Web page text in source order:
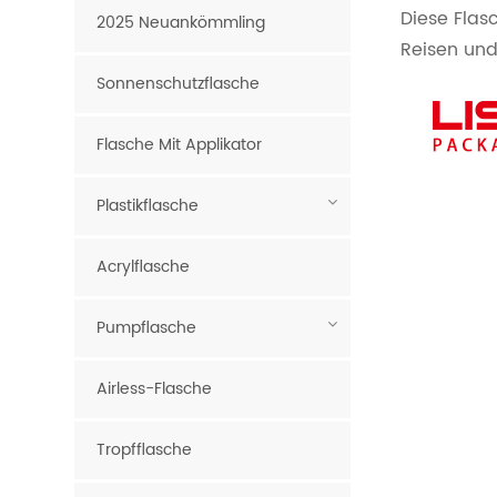
Diese
Reisen
2025 Neuankömmling
Sonnenschutzflasche
Flasche Mit Applikator
Plastikflasche
Acrylflasche
Pumpflasche
Airless-Flasche
Tropfflasche